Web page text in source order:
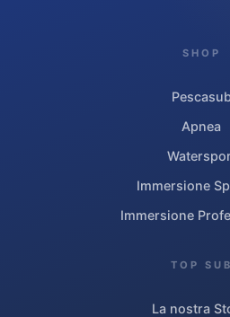
SHOP
Apnea
Immersione
Immersione
TOP SUB
La nostra